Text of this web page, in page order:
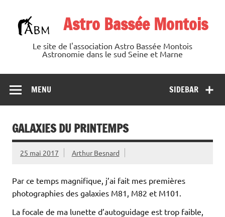
content
Astro Bassée Montois
Le site de l'association Astro Bassée Montois
Astronomie dans le sud Seine et Marne
SIDEBAR
MENU
GALAXIES DU PRINTEMPS
25 mai 2017 Arthur Besnard
Par ce temps magnifique, j’ai fait mes premières
photographies des galaxies M81, M82 et M101.
La focale de ma lunette d’autoguidage est trop faible,